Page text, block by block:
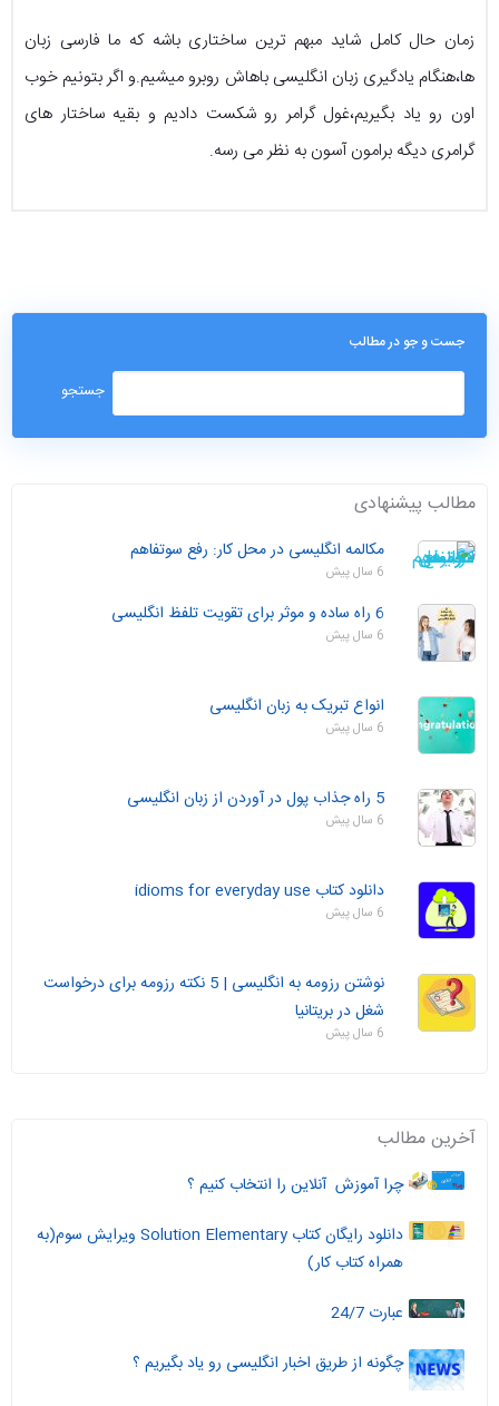
زمان حال کامل شاید مبهم ترین ساختاری باشه که ما فارسی زبان
ها،هنگام یادگیری زبان انگلیسی باهاش روبرو میشیم.و اگر بتونیم خوب
اون رو یاد بگیریم،غول گرامر رو شکست دادیم و بقیه ساختار های
گرامری دیگه برامون آسون به نظر می رسه.
جست و جو در مطالب
مطالب پیشنهادی
مکالمه انگلیسی در محل کار: رفع سوتفاهم
6 سال پیش
6 راه ساده و موثر برای تقویت تلفظ انگلیسی
6 سال پیش
انواع تبریک به زبان انگلیسی
6 سال پیش
5 راه جذاب پول در آوردن از زبان انگلیسی
6 سال پیش
دانلود کتاب idioms for everyday use
6 سال پیش
نوشتن رزومه به انگلیسی | 5 نکته رزومه برای درخواست
شغل در بریتانیا
6 سال پیش
آخرین مطالب
چرا آموزش آنلاین را انتخاب کنیم ؟
دانلود رایگان کتاب Solution Elementary ویرایش سوم(به
همراه کتاب کار)
عبارت 24/7
چگونه از طریق اخبار انگلیسی رو یاد بگیریم ؟